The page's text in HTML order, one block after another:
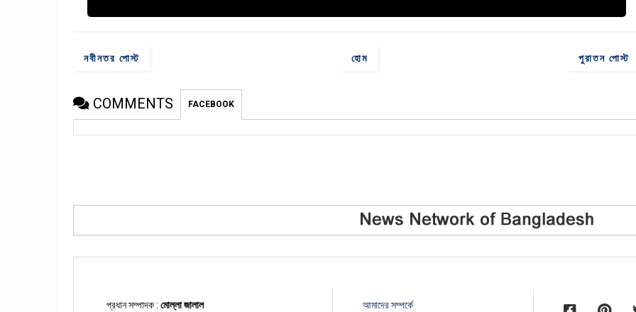
নবীনতর পোস্ট পুরাতন পোস্ট
হোম
COMMENTS FACEBOOK
প্রধান সম্পাদক : মোল্লা জালাল
আমাদের সম্পর্কে